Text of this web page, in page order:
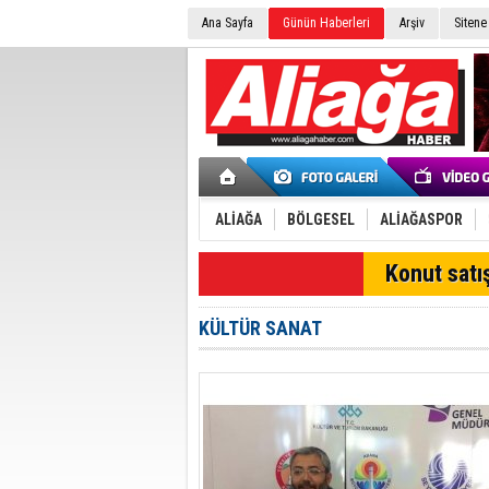
Ana Sayfa Günün Haberleri Arşiv
ALİAĞA BÖLGESEL ALİAĞASPOR
Konut
KÜLTÜR SANAT